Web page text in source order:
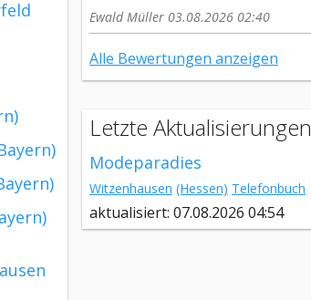
Ewald Müller 03.08.2026 02:40
Alle Bewertungen anzeigen
Letzte Aktualisierungen
Modeparadies
Witzenhausen (Hessen) Telefonbuch
aktualisiert: 07.08.2026 04:54